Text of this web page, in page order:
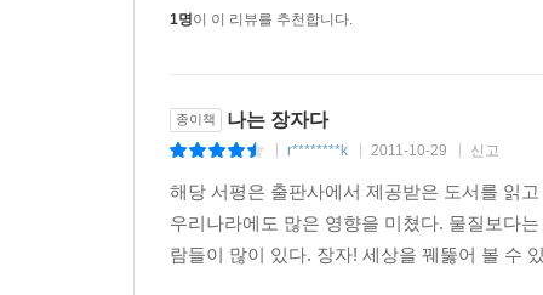
인간애이다.
1명이 이 리뷰를 추천합니다.
종이책 나는 장자다
r********k 2011-10-29 신고
해당 서평은 출판사에서 제공받은 도서를 읽
우리나라에도 많은 영향을 미쳤다. 물질보다
람들이 많이 있다. 장자! 세상을 꿰뚫어 볼 수